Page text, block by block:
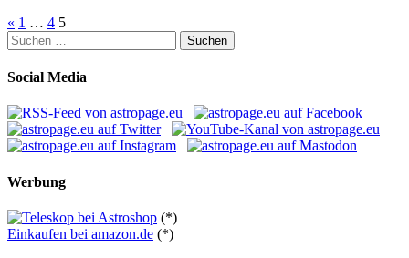
Seitennummerierung
der
Beiträge
« 1 … 4 5
Suchen
nach:
Social Media
Werbung
(*)
Einkaufen bei amazon.de (*)